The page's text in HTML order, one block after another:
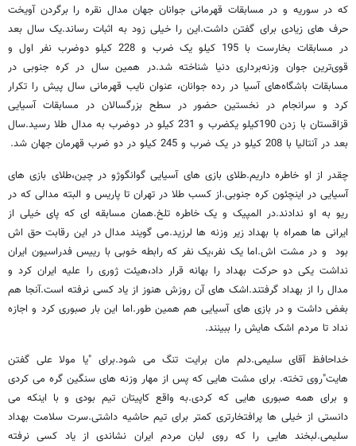
که در سوریه و در مسابقات قهرمانی جوانان جهان مدال نقره را برگردن آویخت
حرف های زیادی برای گفتن داشت.این را خیلی زود به اثبات رساند.یک سال بعد
در مسابقات بخارست با 195 کیلو یک ضرب و 228 کیلو دوضرب نفر اول و
قوی‌ترین جوان وزنه‌برداری دنیا شناخته شد.در همین سال در کره جنوبی در
مسابقات باشگاه‌های آسیا در رده جوانان، عنوان نایب قهرمانی سال پیش را تکرار
کرد و سرانجام در نخستین حضور در سطح بزرگسالان در مسابقات آسیایی
قزاقستان با زدن 190کیلو یکضرب و 231 کیلو در دوضرب به مدال طلا رسید.سال
بعد در آنتالیا با 208 کیلو در یک ضرب و 245 کیلو در دو ضرب قهرمان جهان شد.
چقدر از او خاطره داریم.طلای بازی های آسیایی گوانگوژو در چین،طلای بازی های
آسیایی در اینچئون کره جنوبی.از کسب طلا در تهران تا پاریس و البته مدالی که در
ریو به او ندادند.در المپیک و یک خاطره تلخ.همان مسابقه ای که پای خیلی از
ایرانی ها همراه با بهداد زیر وزنه ها لرزید.می گویند مدال در این رقابت حق اش
بود و در مشت اش.اما یک نفر،یک نفر که رابطه خوبی با رییس فدراسیون ایران
نداشت یکی دو حرکت بهداد را بهانه قرار داد،هیئت ژوری را علیه ایران کرد و
مدال را از بهداد گرفتند.اشک های آن روزش هنوز از یاد کسی نرفته است.آنجا هم
بغض داشت و در بازی های آسیایی هم همین طور.اما این بار صبوری کرد و اجازه
نداد تا مردم اشک هایش را ببینند.
خداحافظ آقای سلیمی.دلم مان برایت تنگ می شود.برای "یا مولا علی گفتن
هایت"روی تخته. برای مشت هایی که پس از مهار وزنه های سنگین گره می کردی
و برای همه صبوری هایی که کردی.به واقع کاپیتان تیم بودی و با اینکه می
دانستی از خیلی ها پرافتخارتری کمتر برای تیم حاشیه داشتی.سرت سلامت بهداد
سلیمی.لبخند هایی را که روی لبان مردم ایران نشاندی از یاد کسی نرفته